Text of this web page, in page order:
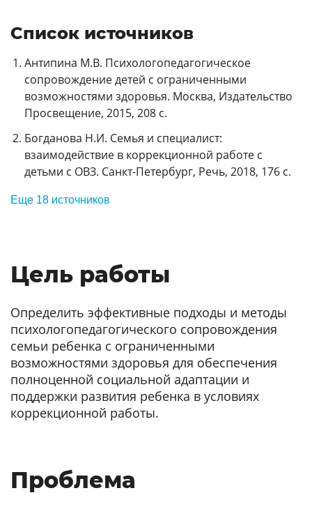
Список источников
Антипина М.В. Психологопедагогическое
сопровождение детей с ограниченными
возможностями здоровья. Москва, Издательство
Просвещение, 2015, 208 с.
Богданова Н.И. Семья и специалист:
взаимодействие в коррекционной работе с
детьми с ОВЗ. Санкт-Петербург, Речь, 2018, 176 с.
Еще 18 источников
Цель работы
Определить эффективные подходы и методы
психологопедагогического сопровождения
семьи ребенка с ограниченными
возможностями здоровья для обеспечения
полноценной социальной адаптации и
поддержки развития ребенка в условиях
коррекционной работы.
Проблема